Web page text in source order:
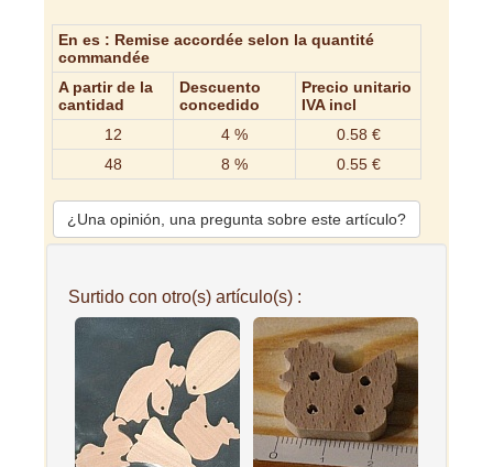
En es : Remise accordée selon la quantité
commandée
A partir de la
cantidad
Descuento
concedido
Precio unitario
IVA incl
12
4 %
0.58 €
48
8 % 0.55 €
¿Una opinión, una pregunta sobre este artículo?
Surtido con otro(s) artículo(s) :